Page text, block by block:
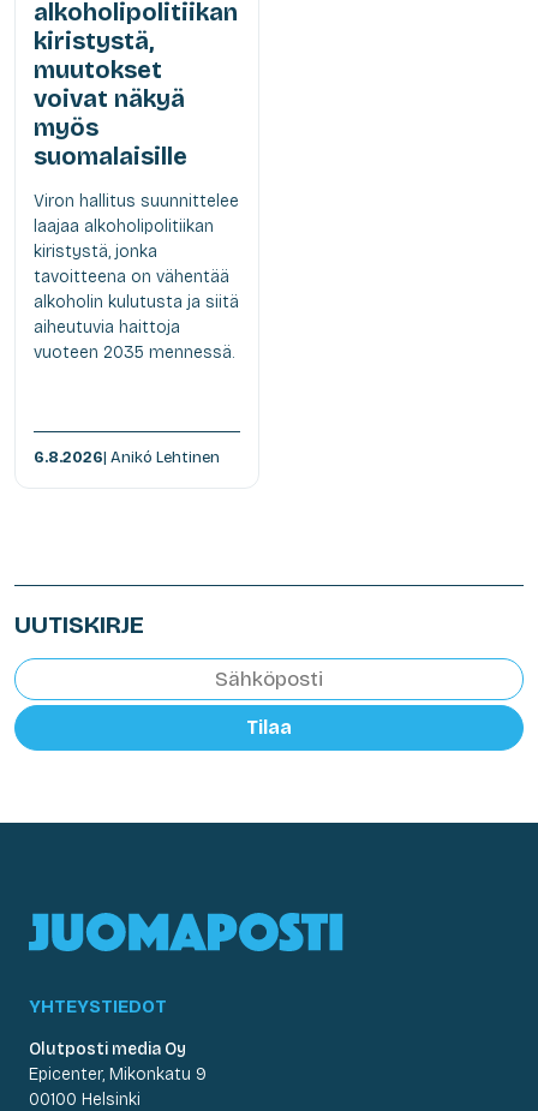
alkoholipolitiikan
kiristystä,
muutokset
voivat näkyä
myös
suomalaisille
Viron hallitus suunnittelee
laajaa alkoholipolitiikan
kiristystä, jonka
tavoitteena on vähentää
alkoholin kulutusta ja siitä
aiheutuvia haittoja
vuoteen 2035 mennessä.
6.8.2026| Anikó Lehtinen
UUTISKIRJE
Tilaa
YHTEYSTIEDOT
Olutposti media Oy
Epicenter, Mikonkatu 9
00100 Helsinki